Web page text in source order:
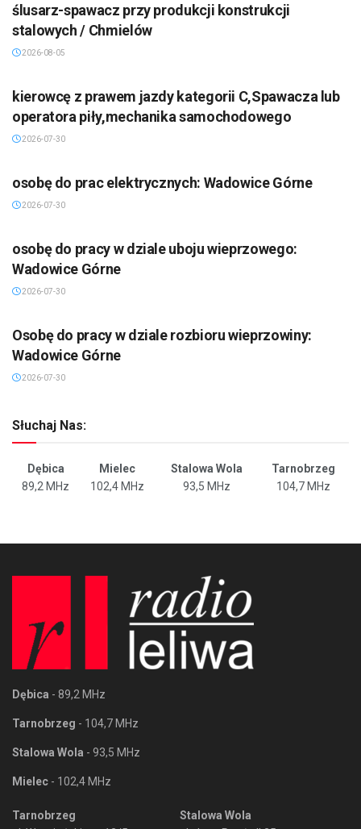
ślusarz-spawacz przy produkcji konstrukcji
stalowych / Chmielów
2026-08-05
kierowcę z prawem jazdy kategorii C,Spawacza lub
operatora piły,mechanika samochodowego
2026-07-30
osobę do prac elektrycznych: Wadowice Górne
2026-07-30
osobę do pracy w dziale uboju wieprzowego:
Wadowice Górne
2026-07-30
Osobę do pracy w dziale rozbioru wieprzowiny:
Wadowice Górne
2026-07-30
Słuchaj Nas:
Dębica Mielec Stalowa Wola
Tarnobrzeg
89,2 MHz
102,4 MHz 93,5 MHz 104,7 MHz
Dębica - 89,2 MHz
Tarnobrzeg - 104,7 MHz
Stalowa Wola - 93,5 MHz
Mielec - 102,4 MHz
Tarnobrzeg
Stalowa Wola